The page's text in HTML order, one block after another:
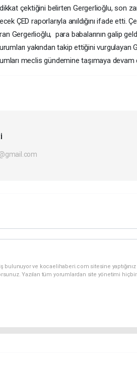
çektiğini belirten Gergerlioğlu, son
ÇED raporlarıyla anıldığını ifade etti.
Gergerlioğlu, para babalarının galip
yakından takip ettiğini vurgulayan
meclis gündemine taşımaya
bulunuyor ve kocaelihaberi.com sitesine
Yazılan tüm yorumlardan site yönetimi